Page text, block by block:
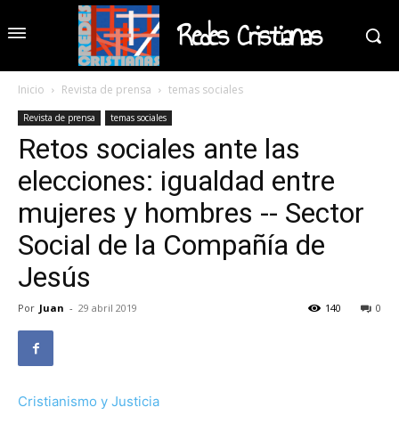
Redes Cristianas
Inicio Revista de prensa temas sociales
Revista de prensa temas sociales
Retos sociales ante las
elecciones: igualdad entre
mujeres y hombres -- Sector
Social de la Compañía de
Jesús
Por Juan - 29 abril 2019 0
140
Cristianismo y Justicia